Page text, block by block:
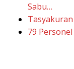
Sabu…
79